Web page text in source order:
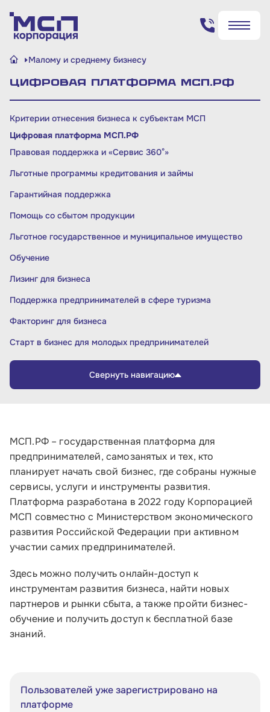
Поиск по сайту
Малому и среднему бизнесу
Цифровая платформа МСП.РФ
Критерии отнесения бизнеса к субъектам МСП
Цифровая платформа МСП.РФ
Правовая поддержка и «Сервис 360°»
Льготные программы кредитования и займы
Гарантийная поддержка
Помощь со сбытом продукции
Льготное государственное и муниципальное имущество
Обучение
Лизинг для бизнеса
Поддержка предпринимателей в сфере туризма
Факторинг для бизнеса
Старт в бизнес для молодых предпринимателей
МСП.РФ – государственная платформа для
предпринимателей, самозанятых и тех, кто
планирует начать свой бизнес, где собраны нужные
сервисы, услуги и инструменты развития.
Платформа разработана в 2022 году Корпорацией
МСП совместно с Министерством экономического
развития Российской Федерации при активном
участии самих предпринимателей.
Здесь можно получить онлайн-доступ к
инструментам развития бизнеса, найти новых
партнеров и рынки сбыта, а также пройти бизнес-
обучение и получить доступ к бесплатной базе
знаний.
Пользователей уже зарегистрировано на
платформе